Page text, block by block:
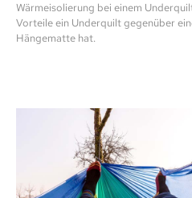
Wärmeisolierung bei einem
Vorteile ein Underquilt gegenüber
Hängematte hat.